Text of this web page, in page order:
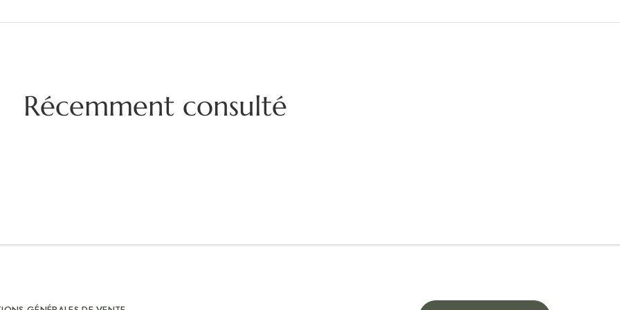
Récemment consulté